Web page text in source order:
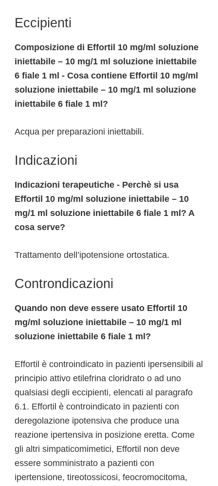
Eccipienti
Composizione di Effortil 10 mg/ml soluzione
iniettabile – 10 mg/1 ml soluzione iniettabile
6 fiale 1 ml - Cosa contiene Effortil 10 mg/ml
soluzione iniettabile – 10 mg/1 ml soluzione
iniettabile 6 fiale 1 ml?
Acqua per preparazioni iniettabili.
Indicazioni
Indicazioni terapeutiche - Perchè si usa
Effortil 10 mg/ml soluzione iniettabile – 10
mg/1 ml soluzione iniettabile 6 fiale 1 ml? A
cosa serve?
Trattamento dell’ipotensione ortostatica.
Controndicazioni
Quando non deve essere usato Effortil 10
mg/ml soluzione iniettabile – 10 mg/1 ml
soluzione iniettabile 6 fiale 1 ml?
Effortil è controindicato in pazienti ipersensibili al
principio attivo etilefrina cloridrato o ad uno
qualsiasi degli eccipienti, elencati al paragrafo
6.1. Effortil è controindicato in pazienti con
deregolazione ipotensiva che produce una
reazione ipertensiva in posizione eretta. Come
gli altri simpaticomimetici, Effortil non deve
essere somministrato a pazienti con
ipertensione, tireotossicosi, feocromocitoma,